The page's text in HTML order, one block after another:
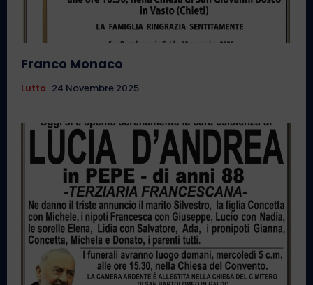
Franco Monaco
Lutto 24 Novembre 2025